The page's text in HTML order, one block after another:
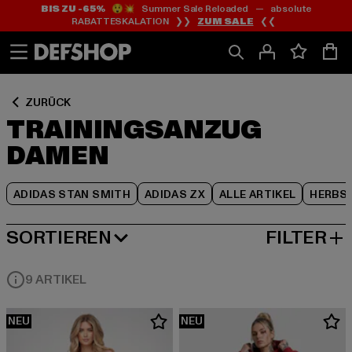
Zum
Inhalt
springen
Zum
Fußzeile
springen
BIS ZU -65%😲💥 Summer Sale Reloaded — absolute
RABATTESKALATION ❯❯ ZUM SALE ❮❮
ZURÜCK
TRAININGSANZUG
DAMEN
ADIDAS STAN SMITH ADIDAS ZX ALLE ARTIKEL
Zum
Produktraster
springen
SORTIEREN
BELIEBTESTE FILTER
9 ARTIKEL
NEU NEU